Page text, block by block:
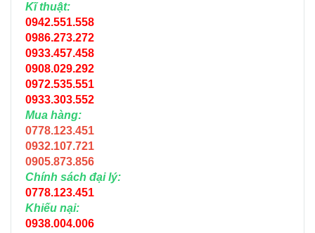
Kĩ thuật:
0942.551.558
0986.273.272
0933.457.458
0908.029.292
0972.535.551
0933.303.552
Mua hàng:
0778.123.451
0932.107.721
0905.873.856
Chính sách đại lý:
0778.123.451
Khiếu nại:
0938.004.006